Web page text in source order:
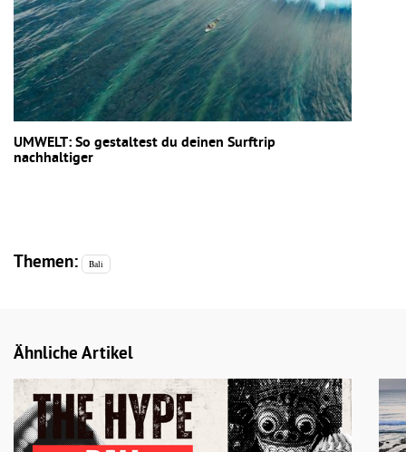
UMWELT: So gestaltest du deinen Surftrip
nachhaltiger
Themen: Bali
Ähnliche Artikel